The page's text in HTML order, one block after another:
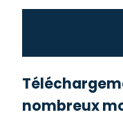
nombreux